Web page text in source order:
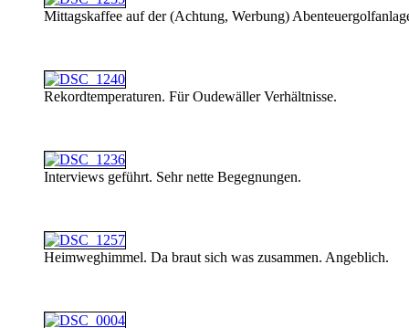
Mittagskaffee auf der (Achtung, Werbung)
Rekordtemperaturen. Für Oudewäller Verhältnisse.
Interviews geführt. Sehr nette Begegnungen.
Heimweghimmel. Da braut sich was zusammen. Angeblich.